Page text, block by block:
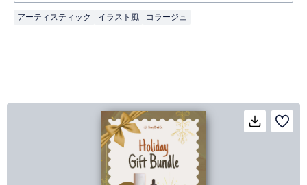
アーティスティック イラスト風 コラージュ